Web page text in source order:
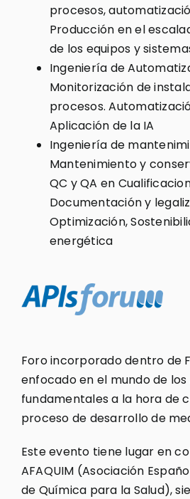
procesos,
Producción en el
de los equipos y
Ingeniería de
Monitorización de
procesos.
Aplicación de la IA
Ingeniería de
Mantenimiento y
QC y QA en
Documentación y
Optimización,
energética
Foro incorporado dentro de
enfocado en el mundo de los
fundamentales a la hora de
proceso de desarrollo de
Este evento tiene lugar en
AFAQUIM (Asociación
de Química para la Salud),